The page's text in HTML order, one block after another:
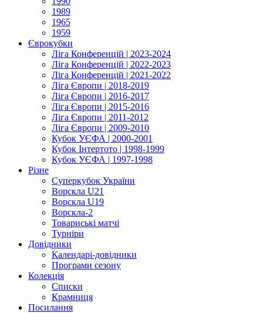
1989
1965
1959
Єврокубки
Ліга Конференцій | 2023-2024
Ліга Конференцій | 2022-2023
Ліга Конференцій | 2021-2022
Ліга Європи | 2018-2019
Ліга Європи | 2016-2017
Ліга Європи | 2015-2016
Ліга Європи | 2011-2012
Ліга Європи | 2009-2010
Кубок УЄФА | 2000-2001
Кубок Інтертото | 1998-1999
Кубок УЄФА | 1997-1998
Різне
Суперкубок України
Ворскла U21
Ворскла U19
Ворскла-2
Товариські матчі
Турніри
Довідники
Календарі-довідники
Програми сезону
Колекція
Списки
Крамниця
Посилання